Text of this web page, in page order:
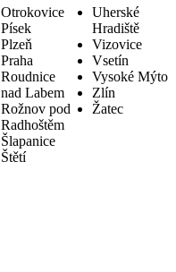
Otrokovice
Písek
Plzeň
Praha
Roudnice
nad Labem
Rožnov pod
Radhoštěm
Šlapanice
Štětí
Uherské
Hradiště
Vizovice
Vsetín
Vysoké Mýto
Zlín
Žatec